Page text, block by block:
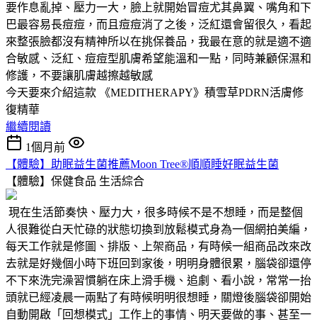
要作息亂掉、壓力一大，臉上就開始冒痘尤其鼻翼、嘴角和下
巴最容易長痘痘，而且痘痘消了之後，泛紅還會留很久，看起
來整張臉都沒有精神所以在挑保養品，我最在意的就是適不適
合敏感、泛紅、痘痘型肌膚希望能溫和一點，同時兼顧保濕和
修護，不要讓肌膚越擦越敏感
今天要來介紹這款 《MEDITHERAPY》積雪草PDRN活膚修
復精華
繼續閱讀
1個月前
【體驗】助眠益生菌推薦Moon Tree®順順睡好眠益生菌
【體驗】保健食品 生活綜合
現在生活節奏快、壓力大，很多時候不是不想睡，而是整個
人很難從白天忙碌的狀態切換到放鬆模式身為一個網拍美編，
每天工作就是修圖、排版、上架商品，有時候一組商品改來改
去就是好幾個小時下班回到家後，明明身體很累，腦袋卻還停
不下來洗完澡習慣躺在床上滑手機、追劇、看小說，常常一抬
頭就已經凌晨一兩點了有時候明明很想睡，關燈後腦袋卻開始
自動開啟「回想模式」工作上的事情、明天要做的事、甚至一